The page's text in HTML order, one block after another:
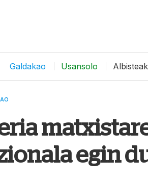
Galdakao Usansolo Albisteak
egin